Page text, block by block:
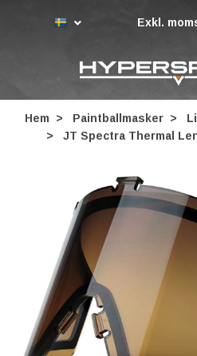
Exkl.
Hem Paintballmasker
JT Spectra Thermal